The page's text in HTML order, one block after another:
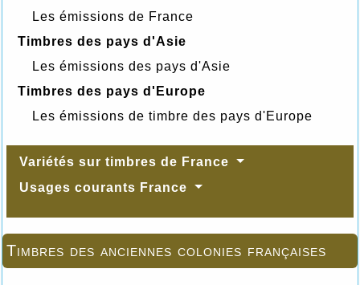
Les émissions de France
Timbres des pays d'Asie
Les émissions des pays d'Asie
Timbres des pays d'Europe
Les émissions de timbre des pays d'Europe
Variétés sur timbres de France
Usages courants France
Timbres des anciennes colonies françaises